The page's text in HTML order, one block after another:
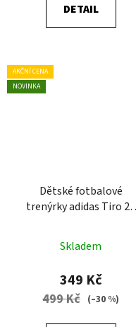
DETAIL
AKČNÍ CENA
NOVINKA
Dětské fotbalové
trenýrky adidas Tiro 26
Skladem
349 Kč
499 Kč (–30 %)